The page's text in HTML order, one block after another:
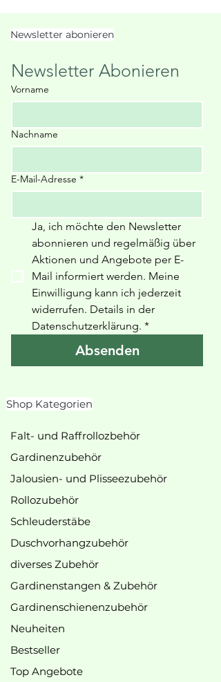
Newsletter abonieren
Newsletter Abonieren
Vorname
Nachname
E-Mail-Adresse *
Ja, ich möchte den Newsletter
abonnieren und regelmäßig über
Aktionen und Angebote per E-
Mail informiert werden. Meine
Einwilligung kann ich jederzeit
widerrufen. Details in der
Datenschutzerklärung. *
Absenden
Shop Kategorien
Falt- und Raffrollozbehör
Gardinenzubehör
Jalousien- und Plisseezubehör
Rollozubehör
Schleuderstäbe
Duschvorhangzubehör
diverses Zubehör
Gardinenstangen & Zubehör
Gardinenschienenzubehör
Neuheiten
Bestseller
Top Angebote